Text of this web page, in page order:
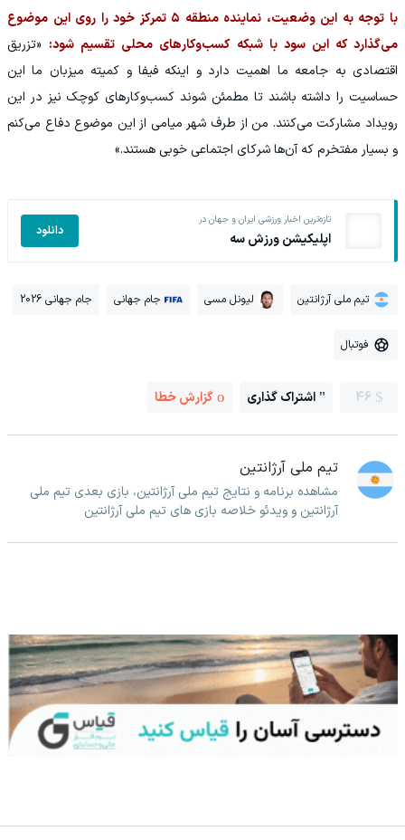
با توجه به این وضعیت، نماینده منطقه ۵ تمرکز خود را روی این موضوع
می‌گذارد که این سود با شبکه کسب‌وکارهای محلی تقسیم شود: «تزریق
اقتصادی به جامعه ما اهمیت دارد و اینکه فیفا و کمیته میزبان ما این
حساسیت را داشته باشند تا مطمئن شوند کسب‌وکارهای کوچک نیز در این
رویداد مشارکت می‌کنند. من از طرف شهر میامی از این موضوع دفاع می‌کنم
و بسیار مفتخرم که آن‌ها شرکای اجتماعی خوبی هستند.»
تازه‌ترین اخبار ورزشی ایران و جهان در
اپلیکیشن ورزش سه دانلود
تیم ملی آرژانتین لیونل مسی جام جهانی جام جهانی 2026
فوتبال
46 اشتراک گذاری گزارش خطا
تیم ملی آرژانتین
مشاهده برنامه و نتایج تیم ملی آرژانتین، بازی بعدی تیم ملی
آرژانتین و ویدئو خلاصه بازی های تیم ملی آرژانتین